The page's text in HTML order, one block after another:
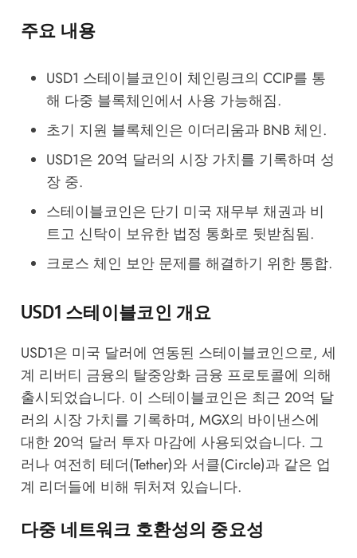
주요 내용
USD1 스테이블코인이 체인링크의 CCIP를 통
해 다중 블록체인에서 사용 가능해짐.
초기 지원 블록체인은 이더리움과 BNB 체인.
USD1은 20억 달러의 시장 가치를 기록하며 성
장 중.
스테이블코인은 단기 미국 재무부 채권과 비
트고 신탁이 보유한 법정 통화로 뒷받침됨.
크로스 체인 보안 문제를 해결하기 위한 통합.
USD1 스테이블코인 개요
USD1은 미국 달러에 연동된 스테이블코인으로, 세
계 리버티 금융의 탈중앙화 금융 프로토콜에 의해
출시되었습니다. 이 스테이블코인은 최근 20억 달
러의 시장 가치를 기록하며, MGX의 바이낸스에
대한 20억 달러 투자 마감에 사용되었습니다. 그
러나 여전히 테더(Tether)와 서클(Circle)과 같은 업
계 리더들에 비해 뒤처져 있습니다.
다중 네트워크 호환성의 중요성